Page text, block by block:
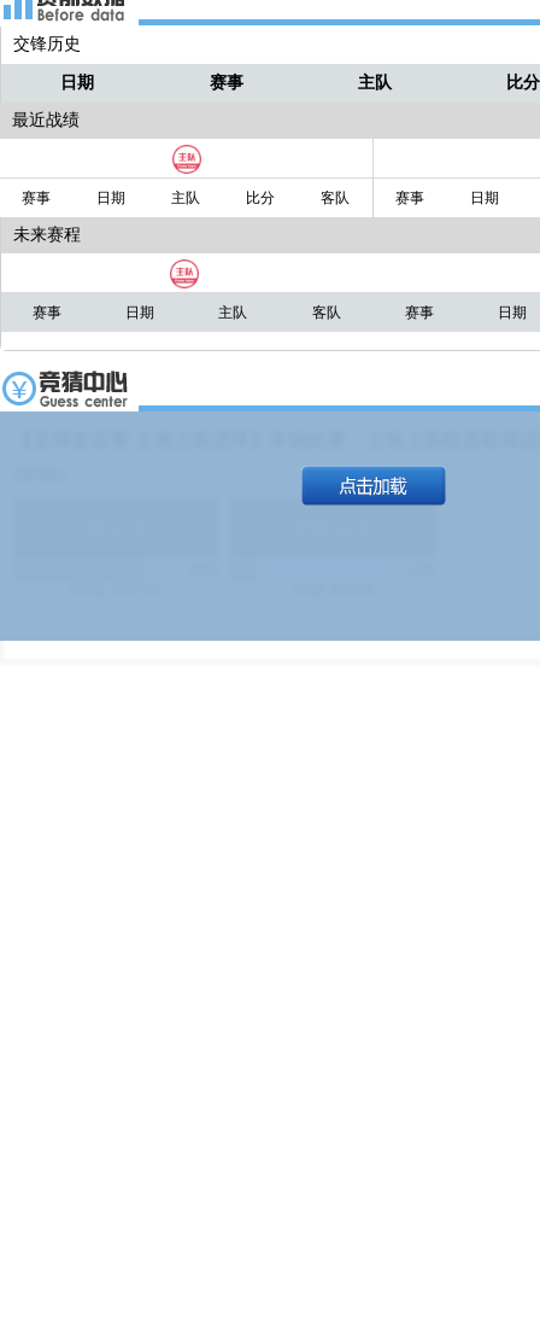
交锋历史
日期 赛事 主队 比分
最近战绩
赛事 日期 主队 比分 客队 赛事 日期
未来赛程
赛事 日期 主队 客队 赛事 日期